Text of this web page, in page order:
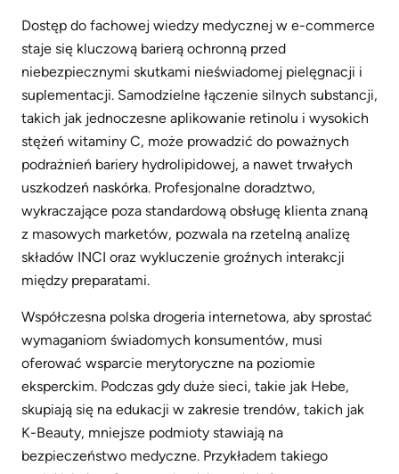
Dostęp do fachowej wiedzy medycznej w e-commerce
staje się kluczową barierą ochronną przed
niebezpiecznymi skutkami nieświadomej pielęgnacji i
suplementacji. Samodzielne łączenie silnych substancji,
takich jak jednoczesne aplikowanie retinolu i wysokich
stężeń witaminy C, może prowadzić do poważnych
podrażnień bariery hydrolipidowej, a nawet trwałych
uszkodzeń naskórka. Profesjonalne doradztwo,
wykraczające poza standardową obsługę klienta znaną
z masowych marketów, pozwala na rzetelną analizę
składów INCI oraz wykluczenie groźnych interakcji
między preparatami.
Współczesna polska drogeria internetowa, aby sprostać
wymaganiom świadomych konsumentów, musi
oferować wsparcie merytoryczne na poziomie
eksperckim. Podczas gdy duże sieci, takie jak Hebe,
skupiają się na edukacji w zakresie trendów, takich jak
K-Beauty, mniejsze podmioty stawiają na
bezpieczeństwo medyczne. Przykładem takiego